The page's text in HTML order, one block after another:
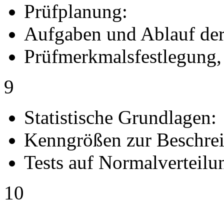
Prüfplanung:
Aufgaben und Ablauf
9
Statistische Grundlagen:
Kenngrößen zur
Tests auf
10